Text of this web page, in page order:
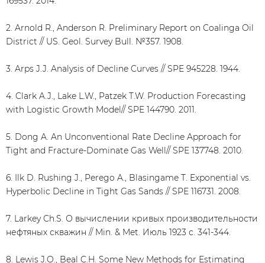
2. Arnold R., Anderson R. Preliminary Report on Coalinga Oil
District // US. Geol. Survey Bull. №357. 1908.
3. Arps J.J. Analysis of Decline Curves // SPE 945228. 1944.
4. Clark A.J., Lake L.W., Patzek T.W. Production Forecasting
with Logistic Growth Model// SPE 144790. 2011.
5. Dong A. An Unconventional Rate Decline Approach for
Tight and Fracture-Dominate Gas Well// SPE 137748. 2010.
6. Ilk D. Rushing J., Perego A., Blasingame T. Exponential vs.
Hyperbolic Decline in Tight Gas Sands // SPE 116731. 2008.
7. Larkey Ch.S. О вычислении кривых производительности
нефтяных скважин // Min. & Met. Июль 1923 с. 341-344.
8. Lewis J.O., Beal C.H. Some New Methods for Estimating